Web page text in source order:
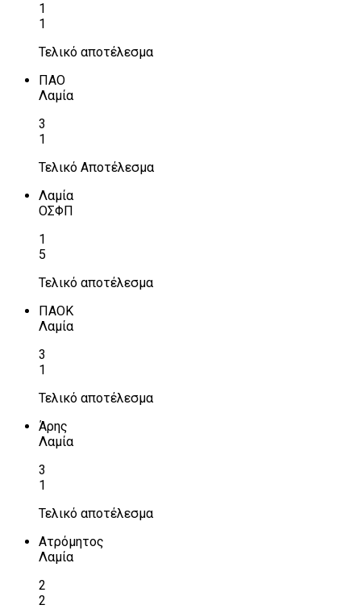
1
1
Τελικό αποτέλεσμα
ΠΑΟ
Λαμία
3
1
Τελικό Αποτέλεσμα
Λαμία
ΟΣΦΠ
1
5
Τελικό αποτέλεσμα
ΠΑΟΚ
Λαμία
3
1
Τελικό αποτέλεσμα
Άρης
Λαμία
3
1
Τελικό αποτέλεσμα
Ατρόμητος
Λαμία
2
2